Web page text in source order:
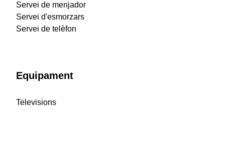
Servei de menjador
Servei d'esmorzars
Servei de telèfon
Equipament
Televisions